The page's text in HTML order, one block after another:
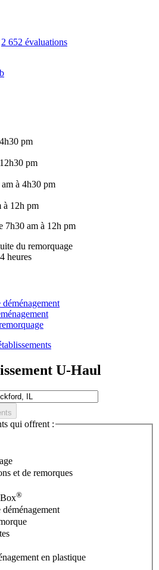
2 652 évaluations
pm
pm
à 4h30 pm
à 12h pm
7h30 am à 12h pm
du remorquage
heures
U-Haul
qui offrent :
et de remorques
®
en plastique